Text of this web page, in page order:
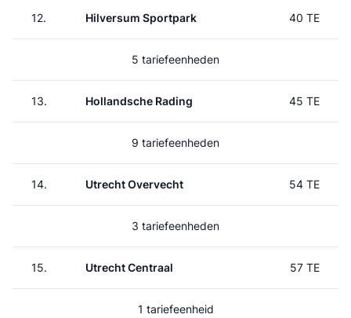
12. Hilversum Sportpark 40 TE
5 tariefeenheden
13. Hollandsche Rading 45 TE
9 tariefeenheden
14. Utrecht Overvecht 54 TE
3 tariefeenheden
15. Utrecht Centraal 57 TE
1 tariefeenheid